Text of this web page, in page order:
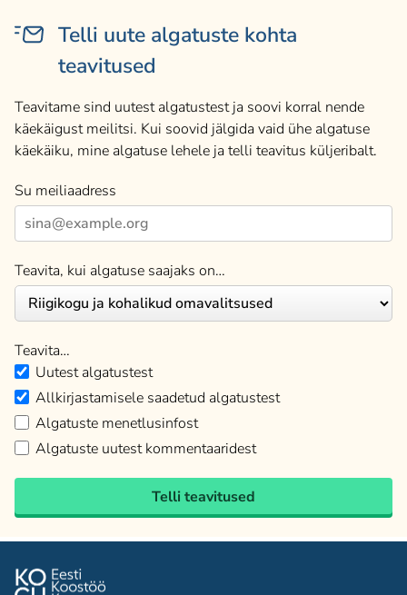
Telli uute algatuste kohta
teavitused
Teavitame sind uutest algatustest ja soovi korral nende
käekäigust meilitsi. Kui soovid jälgida vaid ühe algatuse
käekäiku, mine algatuse lehele ja telli teavitus küljeribalt.
Su meiliaadress
Teavita, kui algatuse saajaks on…
Teavita…
Uutest algatustest
Allkirjastamisele saadetud algatustest
Algatuste menetlusinfost
Algatuste uutest kommentaaridest
Telli teavitused